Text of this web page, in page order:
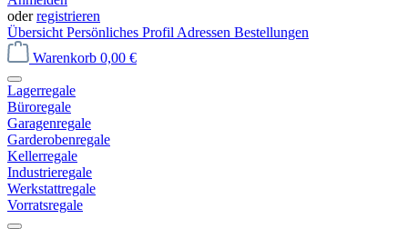
oderregistrieren
Übersicht Persönliches Profil Adressen Bestellungen
Warenkorb 0,00 €
Lagerregale
Büroregale
Garagenregale
Garderobenregale
Kellerregale
Industrieregale
Werkstattregale
Vorratsregale